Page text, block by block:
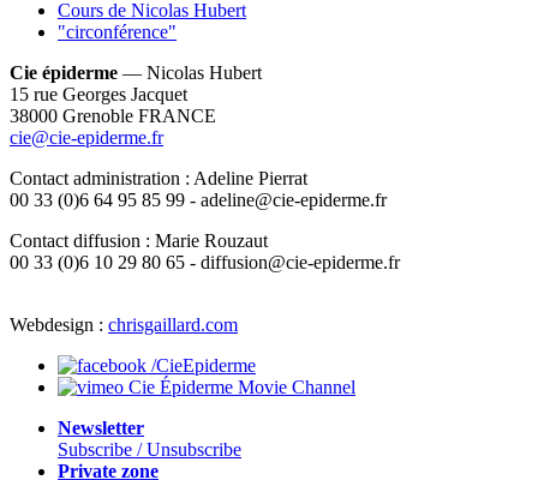
Cours de Nicolas Hubert
"circonférence"
Cie épiderme — Nicolas Hubert
15 rue Georges Jacquet
38000 Grenoble FRANCE
cie@cie-epiderme.fr
Contact administration : Adeline Pierrat
00 33 (0)6 64 95 85 99 - adeline@cie-epiderme.fr
Contact diffusion : Marie Rouzaut
00 33 (0)6 10 29 80 65 - diffusion@cie-epiderme.fr
Webdesign : chrisgaillard.com
/CieEpiderme
Cie Épiderme Movie Channel
Newsletter
Subscribe / Unsubscribe
Private zone